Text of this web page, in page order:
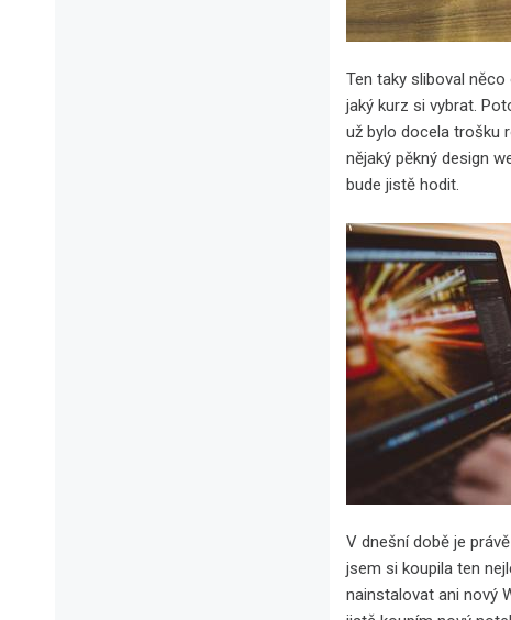
Ten taky sliboval
jaký kurz si vybrat.
už bylo docela trošku
nějaký pěkný design
bude jistě hodit.
V dnešní době je
jsem si koupila ten
nainstalovat ani nový